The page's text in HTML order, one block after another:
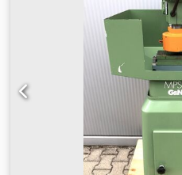
Turația roții de rectificat:
arbore: 2,2 kW Putere pompă
400 kg Dimensiuni: 850 x 850
din fontă montată pe lagăre
Sistem de rectificare cu
- Sistem de siguranță la
roată de rectificat și
Apărătoare pentru roata de
masă Dcodpfxsvnrius Ab Rok
întreținere - Declarație de